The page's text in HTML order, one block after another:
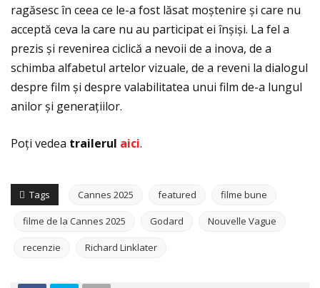
ragăsesc în ceea ce le-a fost lăsat moștenire și care nu
acceptă ceva la care nu au participat ei înșiși. La fel a
prezis și revenirea ciclică a nevoii de a inova, de a
schimba alfabetul artelor vizuale, de a reveni la dialogul
despre film și despre valabilitatea unui film de-a lungul
anilor și generaţiilor.
Poţi vedea trailerul aici.
Tags Cannes 2025 featured filme bune
filme de la Cannes 2025 Godard Nouvelle Vague
recenzie Richard Linklater